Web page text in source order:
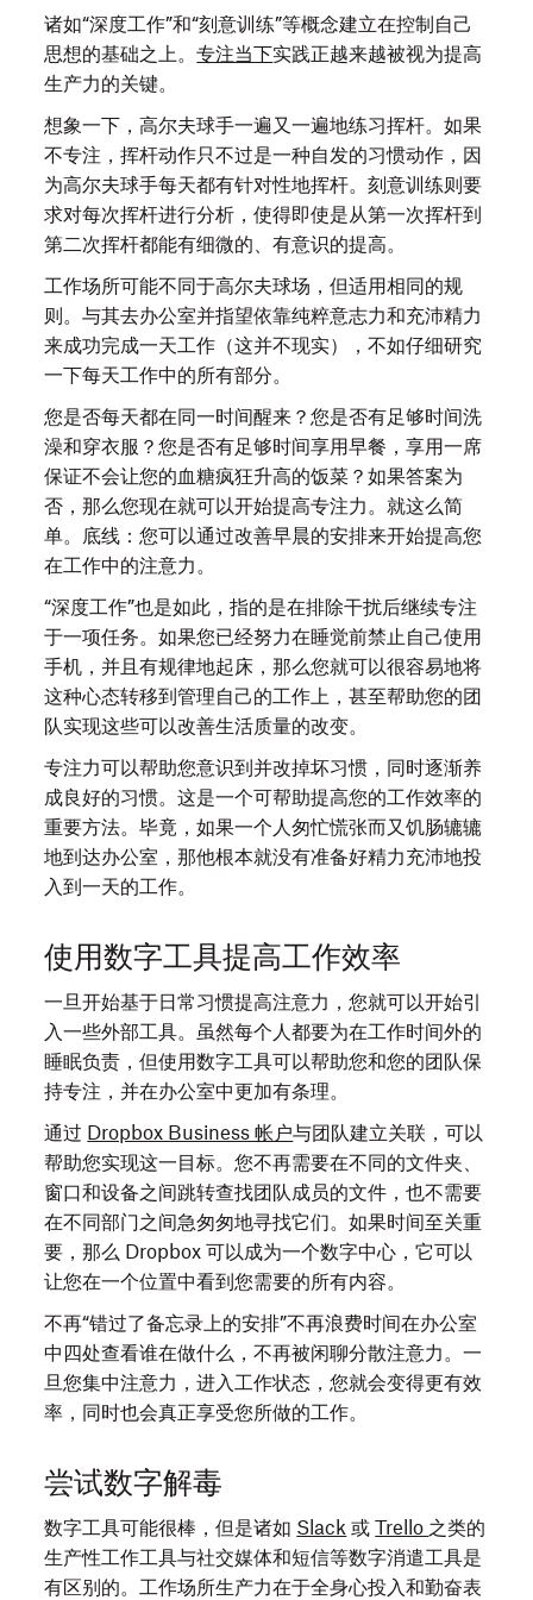
诸如“深度工作”和“刻意训练”等概念建立在控制自己
思想的基础之上。专注当下实践正越来越被视为提高
生产力的关键。
想象一下，高尔夫球手一遍又一遍地练习挥杆。如果
不专注，挥杆动作只不过是一种自发的习惯动作，因
为高尔夫球手每天都有针对性地挥杆。刻意训练则要
求对每次挥杆进行分析，使得即使是从第一次挥杆到
第二次挥杆都能有细微的、有意识的提高。
工作场所可能不同于高尔夫球场，但适用相同的规
则。与其去办公室并指望依靠纯粹意志力和充沛精力
来成功完成一天工作（这并不现实），不如仔细研究
一下每天工作中的所有部分。
您是否每天都在同一时间醒来？您是否有足够时间洗
澡和穿衣服？您是否有足够时间享用早餐，享用一席
保证不会让您的血糖疯狂升高的饭菜？如果答案为
否，那么您现在就可以开始提高专注力。就这么简
单。底线：您可以通过改善早晨的安排来开始提高您
在工作中的注意力。
“深度工作”也是如此，指的是在排除干扰后继续专注
于一项任务。如果您已经努力在睡觉前禁止自己使用
手机，并且有规律地起床，那么您就可以很容易地将
这种心态转移到管理自己的工作上，甚至帮助您的团
队实现这些可以改善生活质量的改变。
专注力可以帮助您意识到并改掉坏习惯，同时逐渐养
成良好的习惯。这是一个可帮助提高您的工作效率的
重要方法。毕竟，如果一个人匆忙慌张而又饥肠辘辘
地到达办公室，那他根本就没有准备好精力充沛地投
入到一天的工作。
使用数字工具提高工作效率
一旦开始基于日常习惯提高注意力，您就可以开始引
入一些外部工具。虽然每个人都要为在工作时间外的
睡眠负责，但使用数字工具可以帮助您和您的团队保
持专注，并在办公室中更加有条理。
通过 Dropbox Business 帐户与团队建立关联，可以
帮助您实现这一目标。您不再需要在不同的文件夹、
窗口和设备之间跳转查找团队成员的文件，也不需要
在不同部门之间急匆匆地寻找它们。如果时间至关重
要，那么 Dropbox 可以成为一个数字中心，它可以
让您在一个位置中看到您需要的所有内容。
不再“错过了备忘录上的安排”不再浪费时间在办公室
中四处查看谁在做什么，不再被闲聊分散注意力。一
旦您集中注意力，进入工作状态，您就会变得更有效
率，同时也会真正享受您所做的工作。
尝试数字解毒
数字工具可能很棒，但是诸如 Slack 或Trello 之类的
生产性工作工具与社交媒体和短信等数字消遣工具是
有区别的。工作场所生产力在于全身心投入和勤奋表